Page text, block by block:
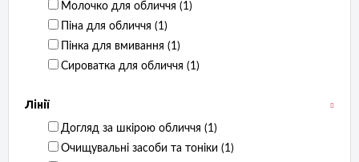
Молочко для обличчя ‏ (1)
Піна для обличчя ‏ (1)
Пінка для вмивання ‏ (1)
Сироватка для обличчя ‏ (1)
Лінії
Догляд за шкірою обличчя ‏ (1)
Очищувальні засоби та тоніки ‏ (1)